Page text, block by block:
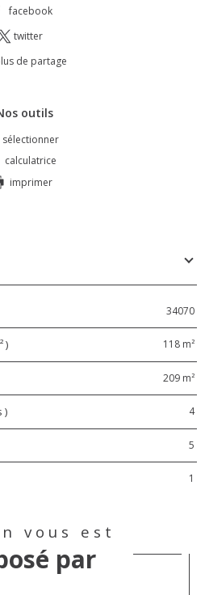
facebook
twitter
de partage
outils
sélectionner
calculatrice
imprimer
34070
118 m²
209 m²
4
5
1
vous est
par